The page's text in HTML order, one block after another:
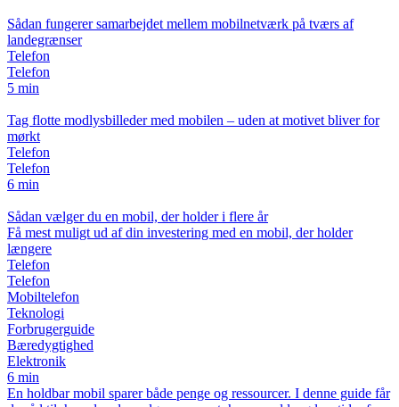
Sådan fungerer samarbejdet mellem mobilnetværk på tværs af
landegrænser
Telefon
Telefon
5 min
Tag flotte modlysbilleder med mobilen – uden at motivet bliver for
mørkt
Telefon
Telefon
6 min
Sådan vælger du en mobil, der holder i flere år
Få mest muligt ud af din investering med en mobil, der holder
længere
Telefon
Telefon
Mobiltelefon
Teknologi
Forbrugerguide
Bæredygtighed
Elektronik
6 min
En holdbar mobil sparer både penge og ressourcer. I denne guide får